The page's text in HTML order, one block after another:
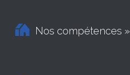
 Nos compétences »